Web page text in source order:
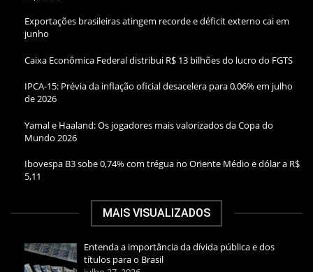
Exportações brasileiras atingem recorde e déficit externo cai em
junho
Caixa Econômica Federal distribui R$ 13 bilhões do lucro do FGTS
IPCA-15: Prévia da inflação oficial desacelera para 0,06% em julho
de 2026
Yamal e Haaland: Os jogadores mais valorizados da Copa do
Mundo 2026
Ibovespa B3 sobe 0,74% com trégua no Oriente Médio e dólar a R$
5,11
MAIS VISUALIZADOS
Entenda a importância da dívida pública e dos
títulos para o Brasil